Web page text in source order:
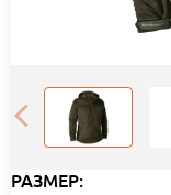
РАЗМЕР: